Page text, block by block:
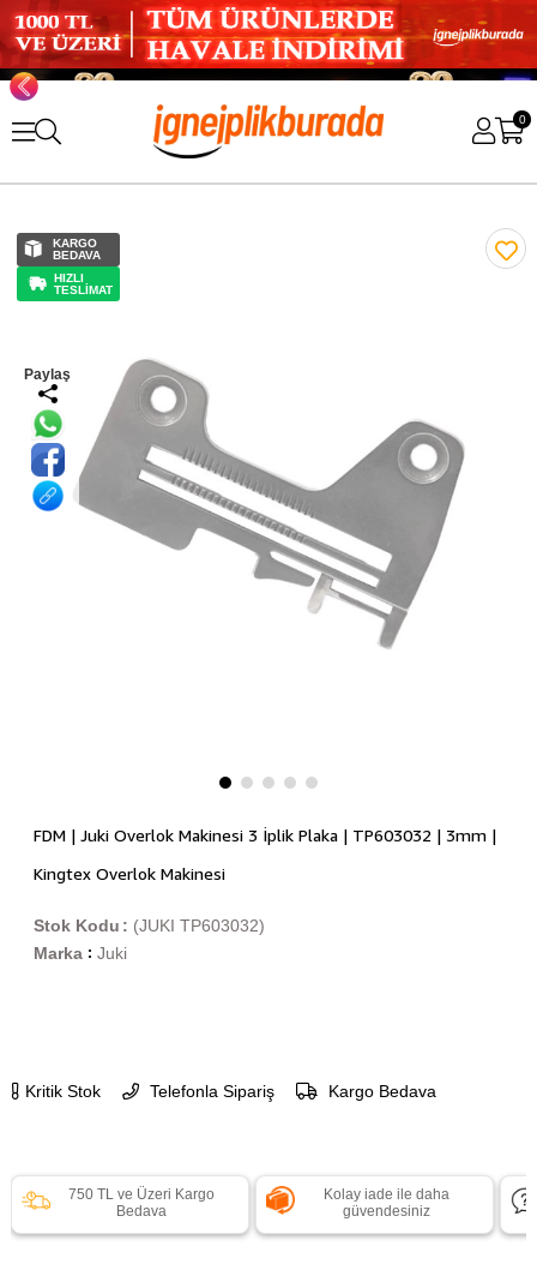
0
KARGO
BEDAVA
HIZLI
TESLİMAT
Paylaş
FDM | Juki Overlok Makinesi 3 İplik Plaka | TP603032 | 3mm |
Kingtex Overlok Makinesi
(JUKI TP603032)
Stok Kodu
Marka : Juki
Kritik Stok Telefonla Sipariş Kargo Bedava
750 TL ve Üzeri Kargo
Bedava
Kolay iade ile daha
güvendesiniz